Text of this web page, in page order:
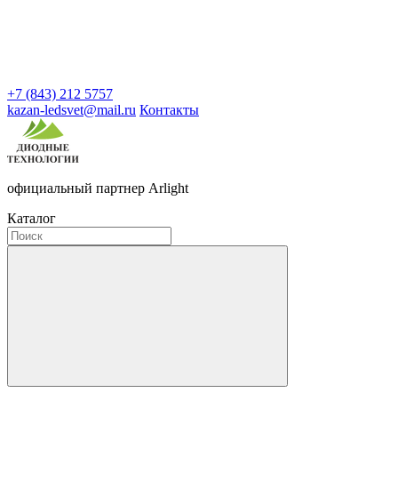
+7 (843) 212 5757
kazan-ledsvet@mail.ru Контакты
официальный партнер Arlight
Каталог